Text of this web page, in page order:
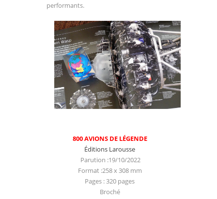
performants.
800 AVIONS DE LÉGENDE
Éditions Larousse
Parution :19/10/2022
Format :258 x 308 mm
Pages : 320 pages
Broché